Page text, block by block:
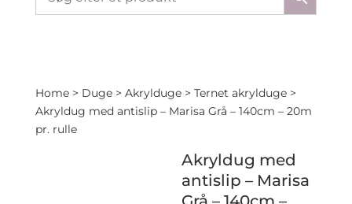
Home> Duge> Akrylduge> Ternet akrylduge>
Akryldug med antislip – Marisa Grå – 140cm – 20m
pr. rulle
Akryldug med
antislip – Marisa